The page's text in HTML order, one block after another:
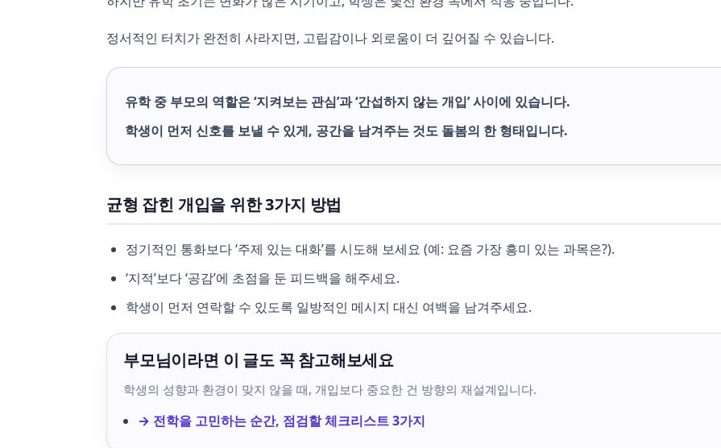
정서적인 터치가 완전히 사라지면, 고립감이나 외로움이 더 깊어질 수 있습니다.
유학 중 부모의 역할은 ‘지켜보는 관심’과 ‘간섭하지 않는 개입’ 사이에 있습니다.
학생이 먼저 신호를 보낼 수 있게, 공간을 남겨주는 것도 돌봄의 한 형태입니다.
균형 잡힌 개입을 위한 3가지 방법
정기적인 통화보다 ‘주제 있는 대화’를 시도해 보세요 (예: 요즘 가장 흥미 있는 과목은?).
‘지적’보다 ‘공감’에 초점을 둔 피드백을 해주세요.
학생이 먼저 연락할 수 있도록 일방적인 메시지 대신 여백을 남겨주세요.
부모님이라면 이 글도 꼭 참고해보세요
학생의 성향과 환경이 맞지 않을 때, 개입보다 중요한 건 방향의 재설계입니다.
→ 전학을 고민하는 순간, 점검할 체크리스트 3가지